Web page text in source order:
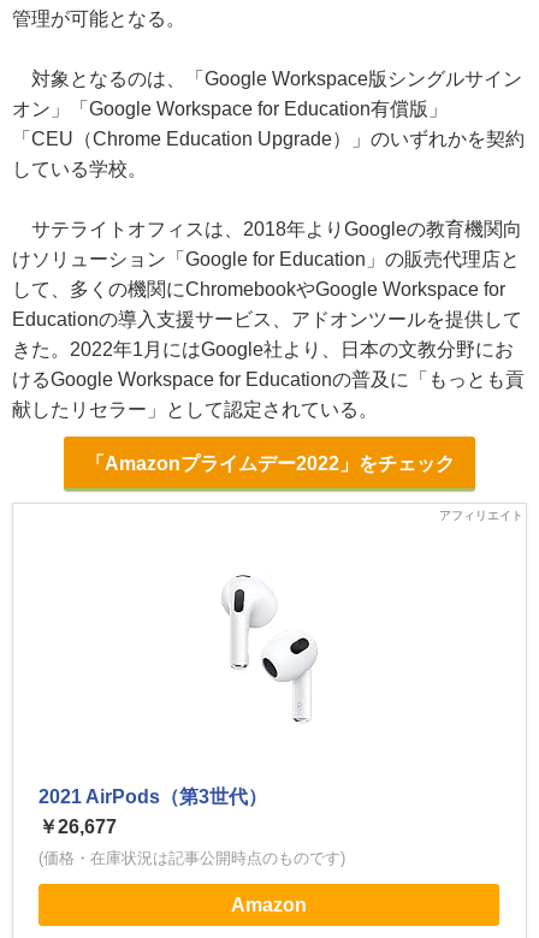
管理が可能となる。
対象となるのは、「Google Workspace版シングルサイン
オン」「Google Workspace for Education有償版」
「CEU（Chrome Education Upgrade）」のいずれかを契約
している学校。
サテライトオフィスは、2018年よりGoogleの教育機関向
けソリューション「Google for Education」の販売代理店と
して、多くの機関にChromebookやGoogle Workspace for
Educationの導入支援サービス、アドオンツールを提供して
きた。2022年1月にはGoogle社より、日本の文教分野にお
けるGoogle Workspace for Educationの普及に「もっとも貢
献したリセラー」として認定されている。
「Amazonプライムデー2022」をチェック
2021 AirPods（第3世代）
￥26,677
(価格・在庫状況は記事公開時点のものです)
Amazon